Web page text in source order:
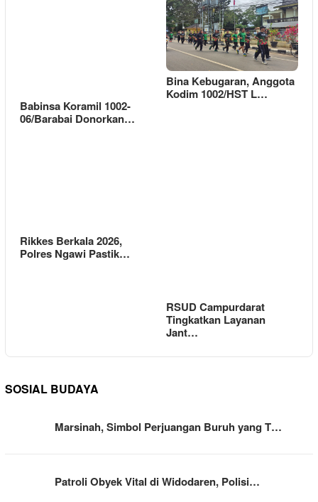
Babinsa Koramil 1002-
06/Barabai Donorkan…
Bina Kebugaran, Anggota
Kodim 1002/HST L…
Rikkes Berkala 2026,
Polres Ngawi Pastik…
RSUD Campurdarat
Tingkatkan Layanan
Jant…
SOSIAL BUDAYA
Marsinah, Simbol Perjuangan Buruh yang T…
Patroli Obyek Vital di Widodaren, Polisi…